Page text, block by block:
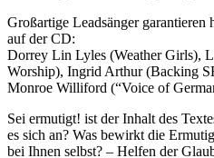
Großartige Leadsänger garantieren
auf der CD:
Dorrey Lin Lyles (Weather Girls),
Worship), Ingrid Arthur (Backing
Monroe Williford (“Voice of
Sei ermutigt! ist der Inhalt des
es sich an? Was bewirkt die
bei Ihnen selbst? – Helfen der